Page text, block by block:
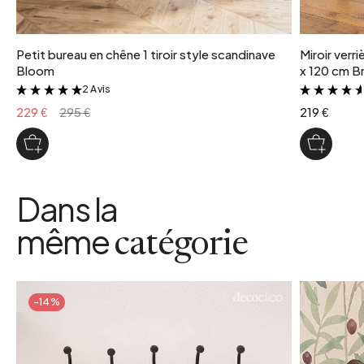
Petit bureau en chêne 1 tiroir style scandinave
Bloom
&
2 Avis
229 € 295 €
Miroir
x 120 cm
219 €
Dans la
mêmecatégorie
-14%